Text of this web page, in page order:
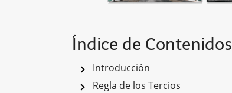
Índice de Contenidos
Introducción
Regla de los Tercios